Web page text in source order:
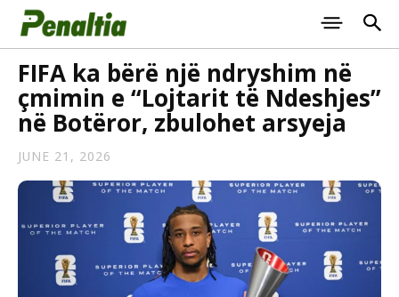
FIFA ka bërë një ndryshim në
çmimin e “Lojtarit të Ndeshjes”
në Botëror, zbulohet arsyeja
JUNE 21, 2026